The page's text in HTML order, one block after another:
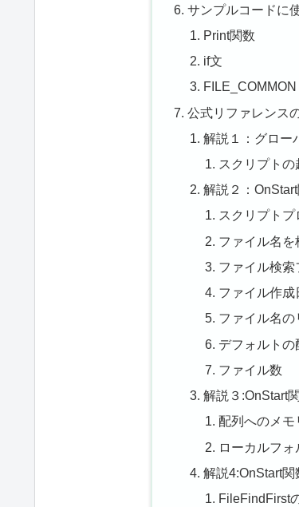
サンプルコードに
Print関数
if文
FILE_COMMON
公式リファレンス
解説１：グロー
スクリプト
解説２：
スクリプト
ファイル名を
ファイル検索
ファイル作成
ファイル名の
デフォルト
ファイル数
解説３:OnStart
配列へのメモ
ローカルフ
解説4:OnStart関
FileFindFirst